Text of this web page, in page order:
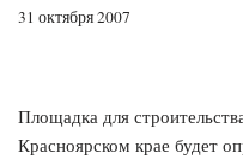
31 октября 2007
Площадка для
Красноярском крае будет